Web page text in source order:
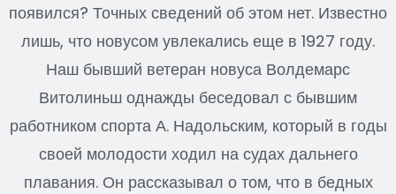
появился? Точных сведений об этом нет. Известно
лишь, что новусом увлекались еще в 1927 году.
Наш бывший ветеран новуса Волдемарс
Витолиньш однажды беседовал с бывшим
работником спорта А. Надольским, который в годы
своей молодости ходил на судах дальнего
плавания. Он рассказывал о том, что в бедных